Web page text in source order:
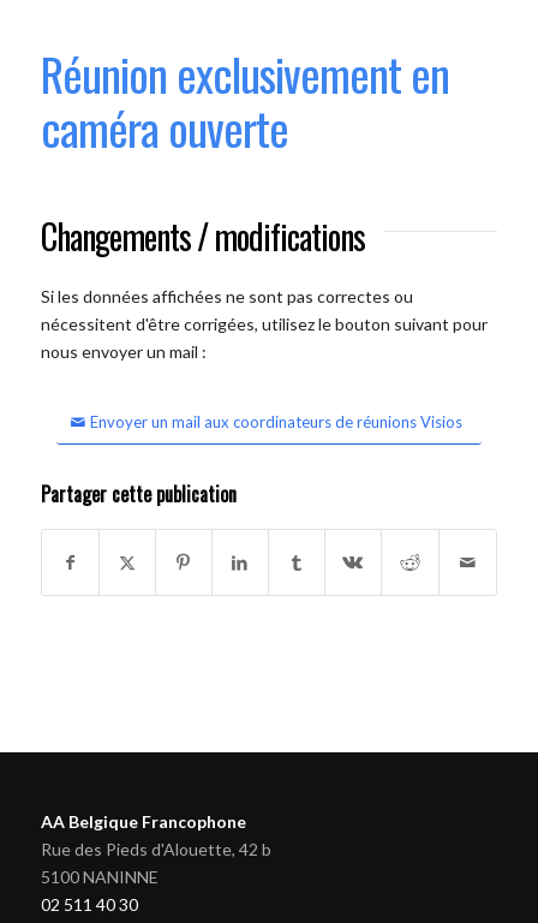
Réunion exclusivement en
caméra ouverte
Changements / modifications
Si les données affichées ne sont pas correctes ou
nécessitent d'être corrigées, utilisez le bouton suivant pour
nous envoyer un mail :
Envoyer un mail aux coordinateurs de réunions Visios
Partager cette publication
AA Belgique Francophone
Rue des Pieds d'Alouette, 42 b
5100 NANINNE
02 511 40 30